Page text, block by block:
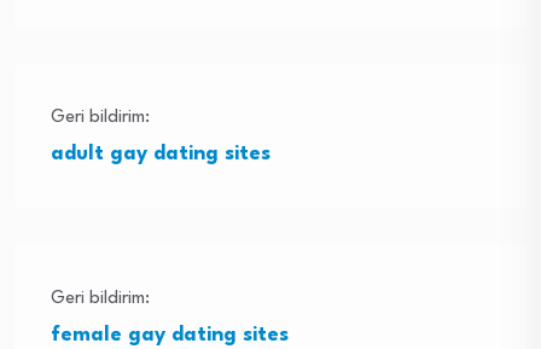
Geri bildirim:
adult gay dating sites
Geri bildirim:
female gay dating sites